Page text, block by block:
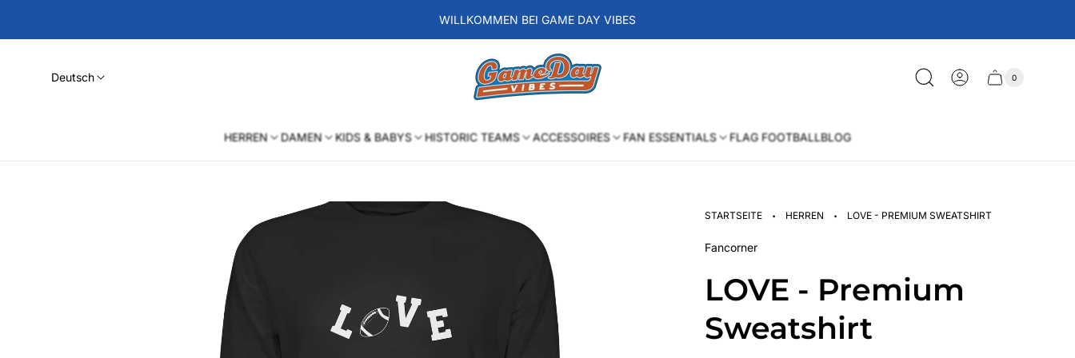
WILLKOMMEN BEI GAME DAY VIBES
Deutsch
Laden-
Logo
Schublade
Anzahl
0
HERREN DAMEN KIDS & BABYS HISTORIC TEAMS ACCESSOIRES FAN ESSENTIALS FLAG FOOTBALLBLOG
STARTSEITE · HERREN · LOVE - PREMIUM SWEATSHIRT
Fancorner
LOVE - Premium
Sweatshirt